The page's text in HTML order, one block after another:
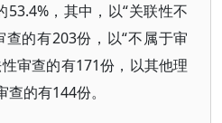
，其中，以“关联性不
的有203份，以“不属于审
审查的有171份，以其他理
的有144份。